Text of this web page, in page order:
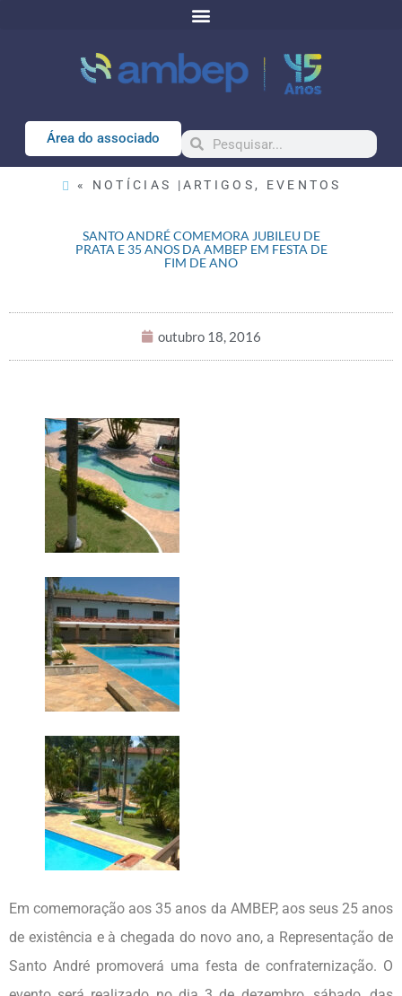
Área do associado
« NOTÍCIAS |ARTIGOS , EVENTOS
SANTO ANDRÉ COMEMORA JUBILEU DE
PRATA E 35 ANOS DA AMBEP EM FESTA DE
FIM DE ANO
outubro 18, 2016
Em comemoração aos 35 anos da AMBEP, aos seus 25 anos
de existência e à chegada do novo ano, a Representação de
Santo André promoverá uma festa de confraternização. O